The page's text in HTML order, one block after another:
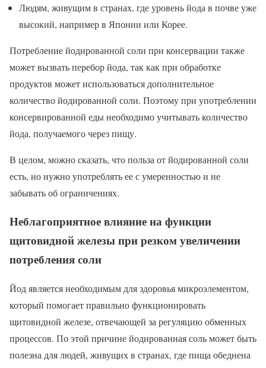
Людям, живущим в странах, где уровень йода в почве уже
высокий, например в Японии или Корее.
Потребление йодированной соли при консервации также
может вызвать перебор йода, так как при обработке
продуктов может использоваться дополнительное
количество йодированной соли. Поэтому при употреблении
консервированной еды необходимо учитывать количество
йода, получаемого через пищу.
В целом, можно сказать, что польза от йодированной соли
есть, но нужно употреблять ее с умеренностью и не
забывать об ограничениях.
Неблагоприятное влияние на функции
щитовидной железы при резком увеличении
потребления соли
Йод является необходимым для здоровья микроэлементом,
который помогает правильно функционировать
щитовидной железе, отвечающей за регуляцию обменных
процессов. По этой причине йодированная соль может быть
полезна для людей, живущих в странах, где пища обеднена